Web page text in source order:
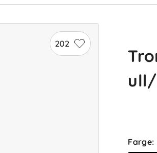
202
Farge: